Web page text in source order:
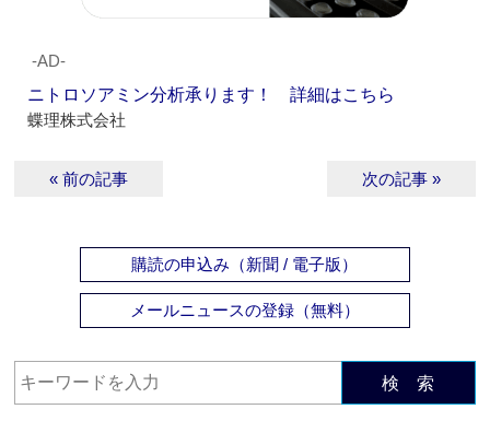
‐AD‐
ニトロソアミン分析承ります！ 詳細はこちら
蝶理株式会社
« 前の記事 次の記事 »
購読の申込み（新聞 / 電子版）
メールニュースの登録（無料）
検 索